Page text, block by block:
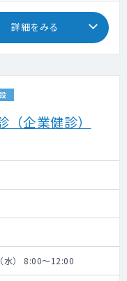
詳細をみる
企業健診）
水） 8:00～12:00